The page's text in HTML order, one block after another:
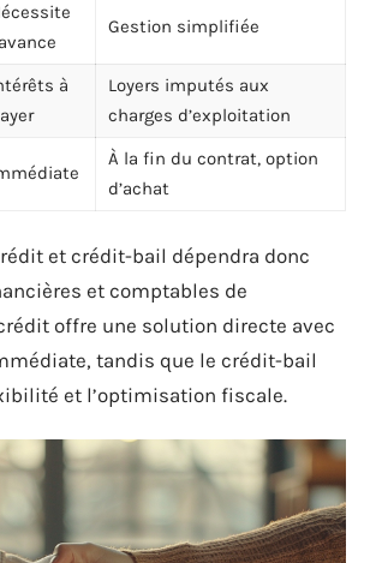
Gestion simplifiée
à
Loyers imputés aux
charges d’exploitation
À la fin du contrat, option
d’achat
et crédit-bail dépendra donc
et comptables de
offre une solution directe avec
tandis que le crédit-bail
et l’optimisation fiscale.